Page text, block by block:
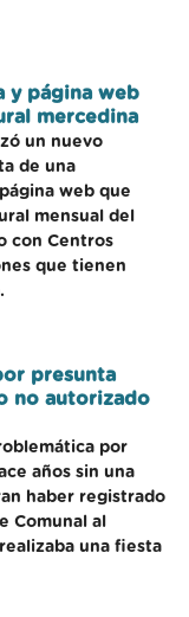
y página web
mercedina
un nuevo
de una
web que
mensual del
con Centros
que tienen
presunta
no autorizado
por
años sin una
haber registrado
Comunal al
una fiesta